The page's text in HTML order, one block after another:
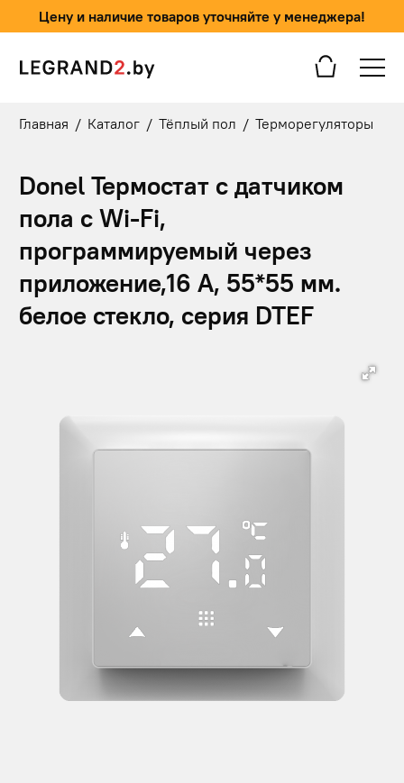
Цену и наличие товаров уточняйте у менеджера!
Главная / Каталог / Тёплый пол / Терморегуляторы
Donel Термостат с датчиком
пола с Wi-Fi,
программируемый через
приложение,16 A, 55*55 мм.
белое стекло, серия DTEF